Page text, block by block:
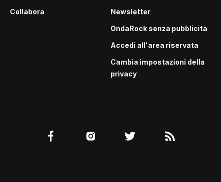
Collabora
Newsletter
OndaRock senza pubblicità
Accedi all'area riservata
Cambia impostazioni della
privacy